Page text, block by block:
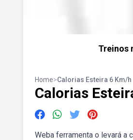
Treinos
Home>Calorias Esteira 6 Km/h
Calorias
Weba ferramenta o levará a